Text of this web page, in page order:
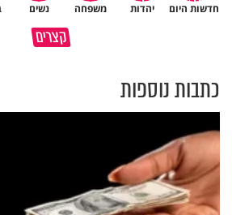
חדשות היום יהדות משפחה נשים
קצרים
הקשר בין סרטן השלפוחית לעישון
כתבות נוספות